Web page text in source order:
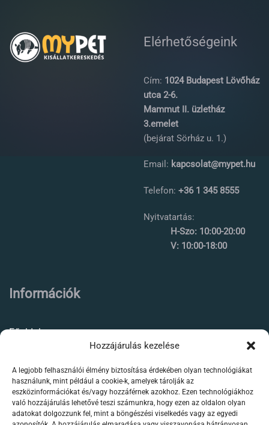
Hozzájárulás kezelése
A legjobb felhasználói élmény biztosítása érdekében olyan technológiákat
használunk, mint például a cookie-k, amelyek tárolják az
eszközinformációkat és/vagy hozzáférnek azokhoz. Ezen technológiákhoz
való hozzájárulás lehetővé teszi számunkra, hogy ezen az oldalon olyan
adatokat dolgozzunk fel, mint a böngészési viselkedés vagy az egyedi
Elérhetőségeink
Cím: 1024 Budapest Lövőház
utca 2-6.
Mammut II. üzletház
3.emelet
(bejárat Sörház u. 1.)
Email: kapcsolat@mypet.hu
Telefon: +36 1 345 8555
Nyitvatartás:
H-Szo: 10:00-20:00
V: 10:00-18:00
Információk
Főoldal
Élőállat kereskedés
Forgalmazott termékeink